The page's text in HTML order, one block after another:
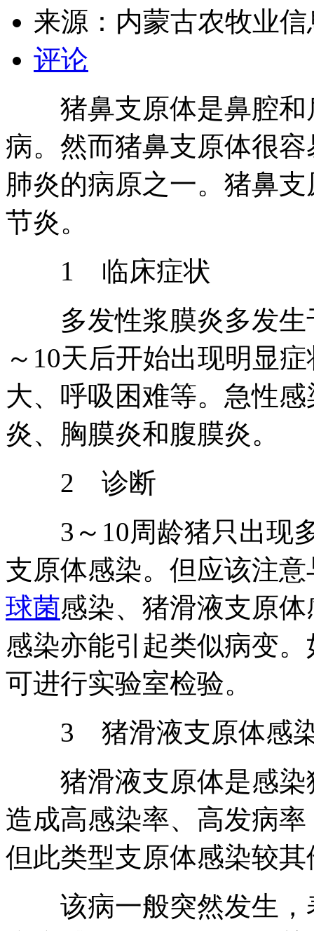
来源： 内蒙古农牧业
评论
猪鼻支原体是鼻腔和
病。然而猪鼻支原体很
肺炎的病原之一。猪鼻
节炎。
1 临床症状
多发性浆膜炎多发生
～10天后开始出现明显
大、呼吸困难等。急性
炎、胸膜炎和腹膜炎。
2 诊断
3～10周龄猪只出现多
支原体感染。但应该注
球菌感染、猪滑液支原
感染亦能引起类似病变
可进行实验室检验。
3 猪滑液支原体感
猪滑液支原体是感染
造成高感染率、高发病
但此类型支原体感染较
该病一般突然发生，